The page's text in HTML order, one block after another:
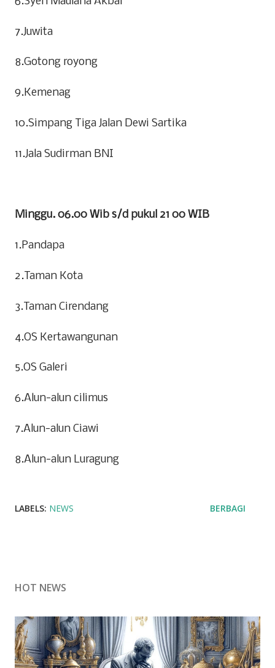
7.Juwita
8.Gotong royong
9.Kemenag
10.Simpang Tiga Jalan Dewi Sartika
11.Jala Sudirman BNI
Minggu. 06.00 Wib s/d pukul 21 00 WIB
1.Pandapa
2.Taman Kota
3.Taman Cirendang
4.OS Kertawangunan
5.OS Galeri
6.Alun-alun cilimus
7.Alun-alun Ciawi
8.Alun-alun Luragung
LABELS: NEWS BERBAGI
HOT NEWS